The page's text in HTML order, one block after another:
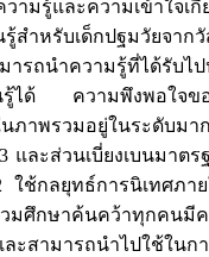
ามรู้และความเข้าใจเกี่
รู้สำหรับเด็กปฐมวัยจาก
รถนำความรู้ที่ได้รับไป
นรู้ได้ ความพึงพอใจข
นภาพรวมอยู่ในระดับ
และส่วนเบี่ยงเบนมาต
ช้กลยุทธ์การนิเทศภา
ศึกษาค้นคว้าทุกคนมีค
ละสามารถนำไปใช้ในก